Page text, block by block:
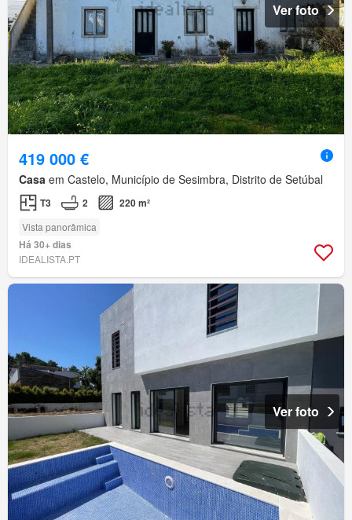
Ver foto
419 000 €
Casa em Castelo, Município de Sesimbra, Distrito de Setúbal
T3 2 220 m²
Vista panorâmica
Há 30+ dias
IDEALISTA.PT
Ver foto